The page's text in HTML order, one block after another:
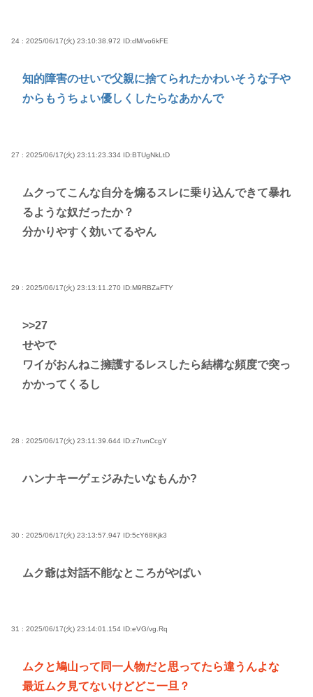
24 : 2025/06/17(火) 23:10:38.972 ID:dM/vo6kFE
知的障害のせいで父親に捨てられたかわいそうな子や
からもうちょい優しくしたらなあかんで
27 : 2025/06/17(火) 23:11:23.334 ID:BTUgNkLtD
ムクってこんな自分を煽るスレに乗り込んできて暴れ
るような奴だったか？
分かりやすく効いてるやん
29 : 2025/06/17(火) 23:13:11.270 ID:M9RBZaFTY
>>27
せやで
ワイがおんねこ擁護するレスしたら結構な頻度で突っ
かかってくるし
28 : 2025/06/17(火) 23:11:39.644 ID:z7tvnCcgY
ハンナキーゲェジみたいなもんか?
30 : 2025/06/17(火) 23:13:57.947 ID:5cY68Kjk3
ムク爺は対話不能なところがやばい
31 : 2025/06/17(火) 23:14:01.154 ID:eVG/vg.Rq
ムクと鳩山って同一人物だと思ってたら違うんよな
最近ムク見てないけどどこ一旦？